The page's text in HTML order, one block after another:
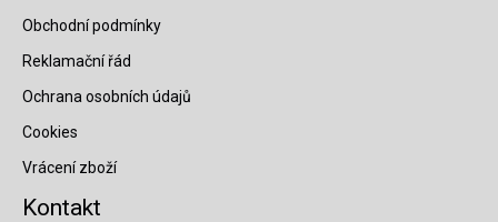
Obchodní podmínky
Reklamační řád
Ochrana osobních údajů
Cookies
Vrácení zboží
Kontakt